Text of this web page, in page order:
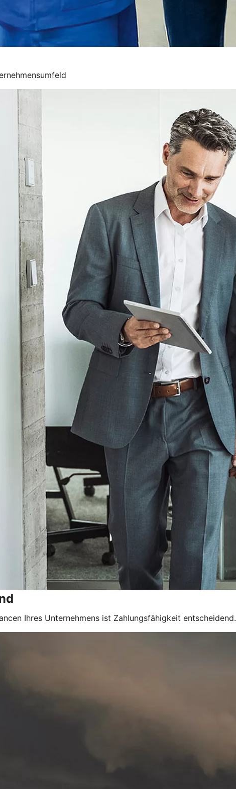
Ihres Unternehmens ist Zahlungsfähigkeit entscheidend.